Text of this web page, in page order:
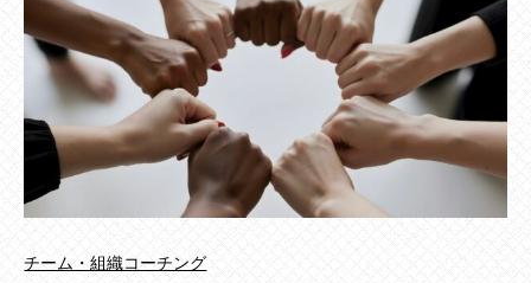
チーム・組織コーチング